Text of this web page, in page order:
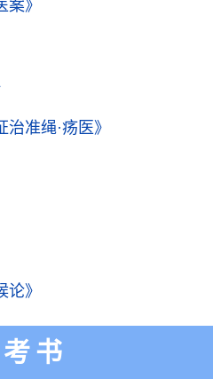
案》
治准绳·疡医》
论》
书